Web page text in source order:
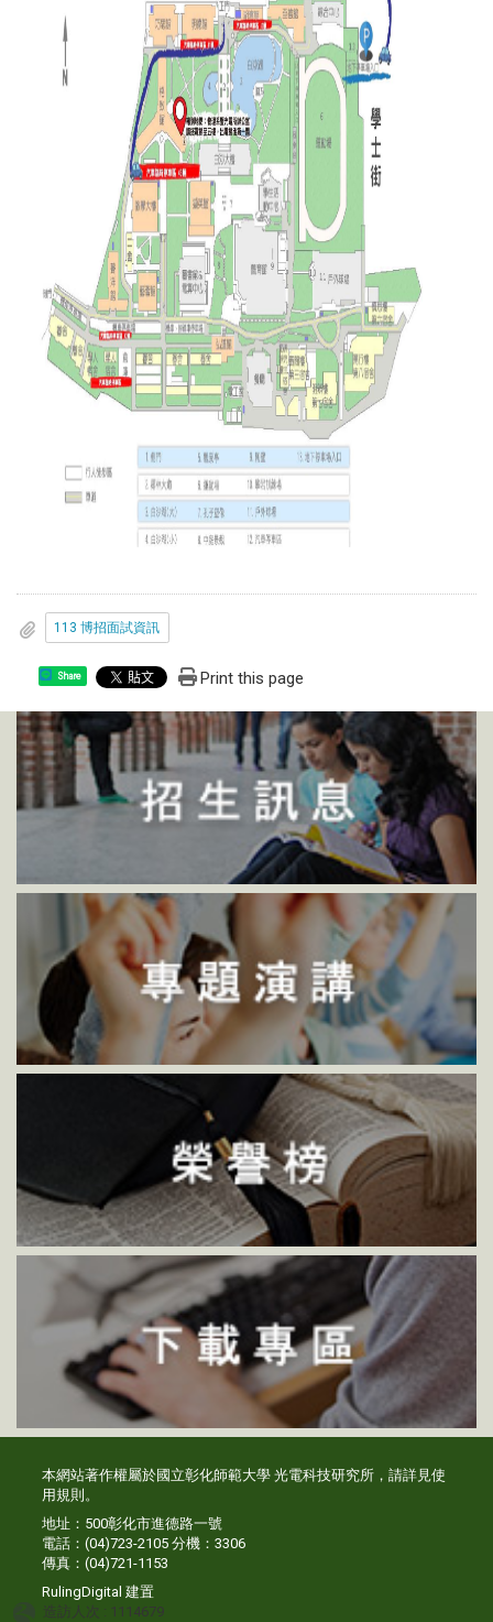
113 博招面試資訊
Share Print this page
本網站著作權屬於國立彰化師範大學 光電科技研究所，請詳見使
用規則 。
地址：500彰化市進德路一號
電話：(04)723-2105 分機：3306
傳真：(04)721-1153
RulingDigital建置
造訪人次 : 1114679